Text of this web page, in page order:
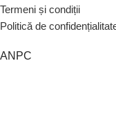
Termeni și condiții
Politică de
ANPC